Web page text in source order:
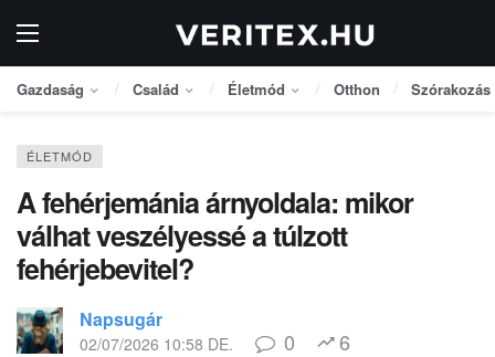
Gazdaság Család Életmód Otthon Szórakozás
ÉLETMÓD
A fehérjemánia árnyoldala: mikor
válhat veszélyessé a túlzott
fehérjebevitel?
Napsugár
02/07/2026 10:58 DE. 0 6